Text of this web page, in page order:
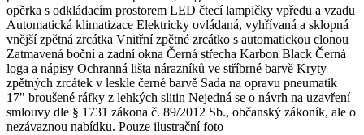
opěrka s odkládacím prostorem LED čtecí lampičky vpředu a vzadu
Automatická klimatizace Elektricky ovládaná, vyhřívaná a sklopná
vnější zpětná zrcátka Vnitřní zpětné zrcátko s automatickou clonou
Zatmavená boční a zadní okna Černá střecha Karbon Black Černá
loga a nápisy Ochranná lišta nárazníků ve stříbrné barvě Kryty
zpětných zrcátek v leskle černé barvě Sada na opravu pneumatik
17" broušené ráfky z lehkých slitin Nejedná se o návrh na uzavření
smlouvy dle § 1731 zákona č. 89/2012 Sb., občanský zákoník, ale o
nezávaznou nabídku. Pouze ilustrační foto